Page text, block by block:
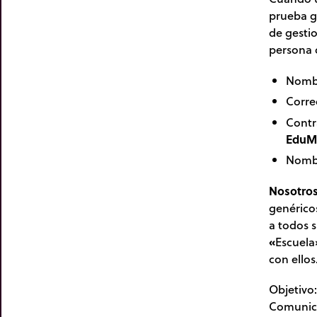
prueba
de
persona
a todos
«
con